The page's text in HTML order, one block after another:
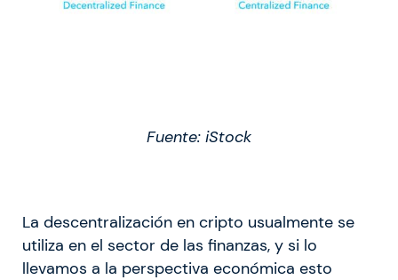
Fuente: iStock
La descentralización en cripto usualmente se
utiliza en el sector de las finanzas, y si lo
llevamos a la perspectiva económica esto